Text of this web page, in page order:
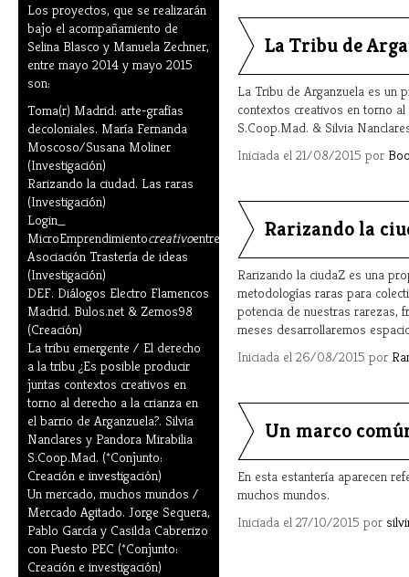
Los proyectos, que se realizarán
bajo el acompañamiento de
Selina Blasco y Manuela Zechner,
entre mayo 2014 y mayo 2015
son:
Toma(r) Madrid: arte-grafías
decoloniales. María Fernanda
Moscoso/Susana Moliner
(Investigación)
Rarizando la ciudad. Las raras
(Investigación)
Login_
MicroEmprendimientocreativoentre_mujeres.
Asociación Trastería de ideas
(Investigación)
DEF. Diálogos Electro Flamencos
Madrid. Bulos.net & Zemos98
(Creación)
La tribu emergente / El derecho
a la tribu ¿Es posible producir
juntas contextos creativos en
torno al derecho a la crianza en
el barrio de Arganzuela?. Silvia
Nanclares y Pandora Mirabilia
S.Coop.Mad. (*Conjunto:
Creación e investigación)
Un mercado, muchos mundos /
Mercado Agitado. Jorge Sequera,
Pablo García y Casilda Cabrerizo
con Puesto PEC (*Conjunto:
Creación e investigación)
La Tribu de
La Tribu de Arganzuela es un
contextos creativos en torno
S.Coop.Mad. & Silvia
Iniciada el 21/08/2015 por
Rarizando la
Rarizando la ciudaZ es una
metodologías raras para
potencia de nuestras rarezas,
meses desarrollaremos
Iniciada el 26/08/2015 por
Un marco
En esta estantería aparecen
muchos mundos.
Iniciada el 27/10/2015 por